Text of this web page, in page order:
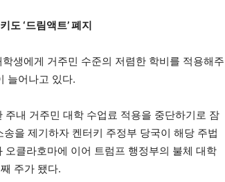
도 ‘드림액트’ 폐지
생에게 거주민 수준의 저렴한 학비를 적용해주
늘어나고 있다.
내 거주민 대학 수업료 적용을 중단하기로 잠
을 제기하자 켄터키 주정부 당국이 해당 주법
클라호마에 이어 트럼프 행정부의 불체 대학
주가 됐다.